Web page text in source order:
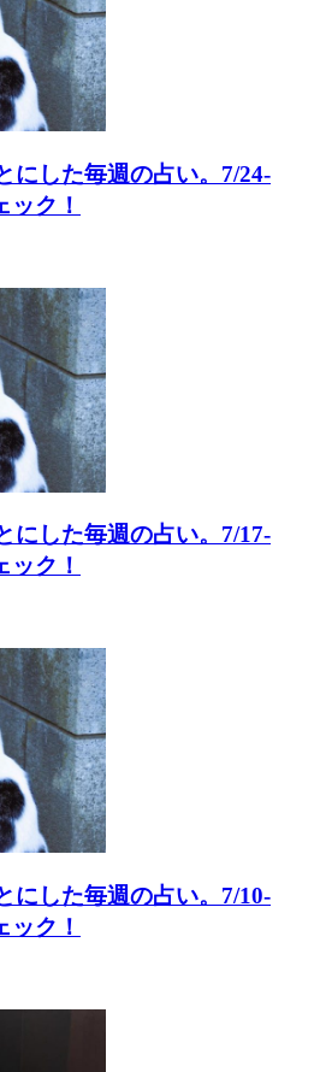
にした毎週の占い。7/24-
ック！
にした毎週の占い。7/17-
ック！
にした毎週の占い。7/10-
ック！